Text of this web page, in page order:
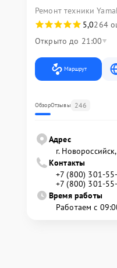
Ремонт техники
5,0264
Открыто до 21:00
Маршрут
ОбзорОтзывы 246
Адрес
г.
Контакты
+7 (800) 301-
+7 (800) 301-
Время работы
Работаем с